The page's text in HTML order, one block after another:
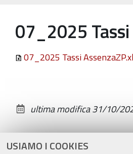
USIAMO I COOKIES
07_2025
07_2025 Tassi
documento
ultima modifica31/10/